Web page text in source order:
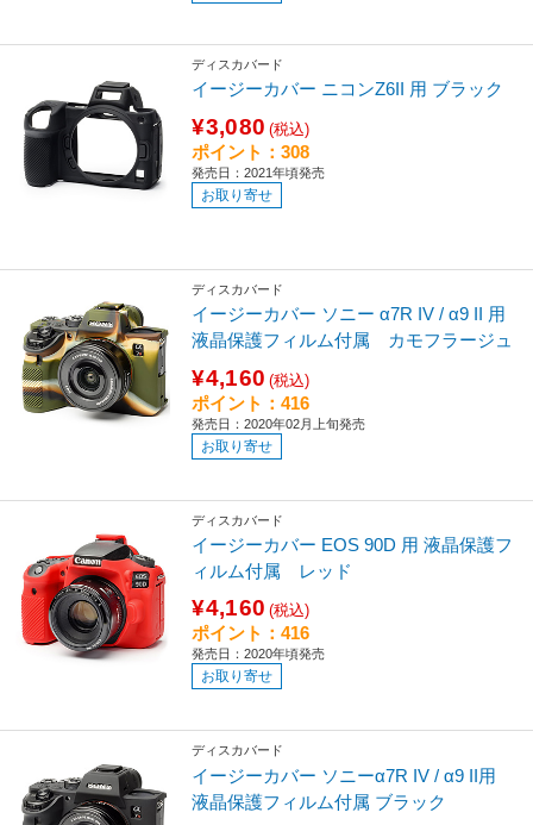
ディスカバード
イージーカバー ニコンZ6II 用 ブラック
¥3,080 (税込)
ポイント：308
発売日：2021年頃発売
お取り寄せ
ディスカバード
イージーカバー ソニー α7R IV / α9 II 用
液晶保護フィルム付属 カモフラージュ
¥4,160 (税込)
ポイント：416
発売日：2020年02月上旬発売
お取り寄せ
ディスカバード
イージーカバー EOS 90D 用 液晶保護フ
ィルム付属 レッド
¥4,160 (税込)
ポイント：416
発売日：2020年頃発売
お取り寄せ
ディスカバード
イージーカバー ソニーα7R IV / α9 II用
液晶保護フィルム付属 ブラック